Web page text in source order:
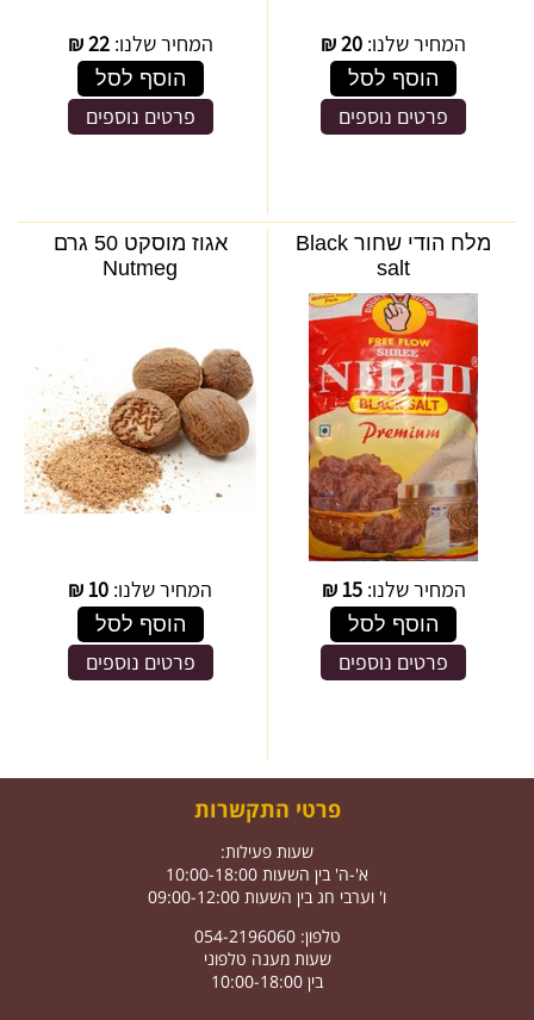
המחיר שלנו: 20
₪
הוסף לסל
פרטים נוספים
המחיר שלנו:22
₪
הוסף לסל
פרטים נוספים
מלח הודי שחור Black
salt
המחיר שלנו:15
₪
הוסף לסל
פרטים נוספים
אגוז מוסקט 50 גרם
Nutmeg
המחיר שלנו: 10
₪
הוסף לסל
פרטים נוספים
פרטי התקשרות
שעות פעילות:
א'-ה' בין השעות 10:00-18:00
ו' וערבי חג בין השעות 09:00-12:00
טלפון: 054-2196060
שעות מענה טלפוני
בין 10:00-18:00